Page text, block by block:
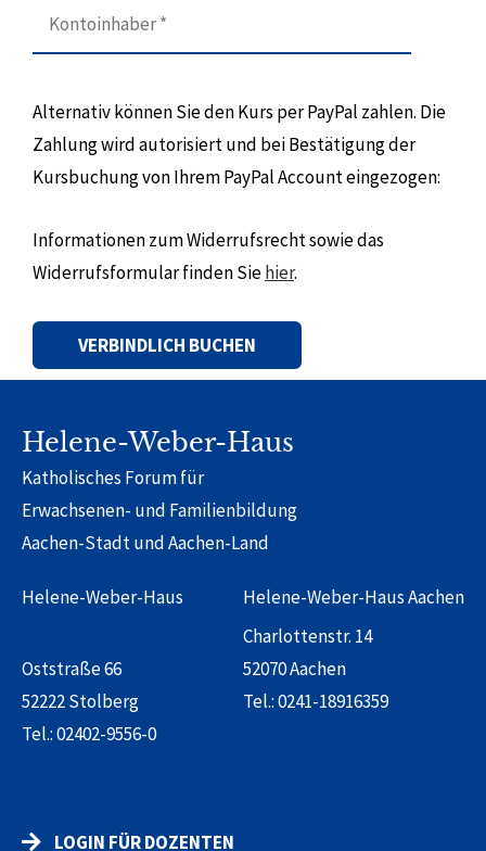
Alternativ können Sie den Kurs per PayPal zahlen. Die
Zahlung wird autorisiert und bei Bestätigung der
Kursbuchung von Ihrem PayPal Account eingezogen:
Informationen zum Widerrufsrecht sowie das
Widerrufsformular finden Siehier.
Helene-Weber-Haus
Katholisches Forum für
Erwachsenen- und Familienbildung
Aachen-Stadt und Aachen-Land
Helene-Weber-Haus
Oststraße 66
52222 Stolberg
Tel.:02402-9556-0
Helene-Weber-Haus Aachen
Charlottenstr. 14
52070 Aachen
Tel.:0241-18916359
LOGIN FÜR DOZENTEN